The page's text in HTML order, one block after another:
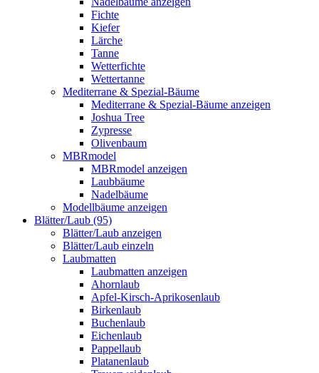
Fichte
Kiefer
Lärche
Tanne
Wetterfichte
Wettertanne
Mediterrane & Spezial-Bäume
Mediterrane & Spezial-Bäume anzeigen
Joshua Tree
Zypresse
Olivenbaum
MBRmodel
MBRmodel anzeigen
Laubbäume
Nadelbäume
Modellbäume anzeigen
Blätter/Laub (95)
Blätter/Laub anzeigen
Blätter/Laub einzeln
Laubmatten
Laubmatten anzeigen
Ahornlaub
Apfel-Kirsch-Aprikosenlaub
Birkenlaub
Buchenlaub
Eichenlaub
Pappellaub
Platanenlaub